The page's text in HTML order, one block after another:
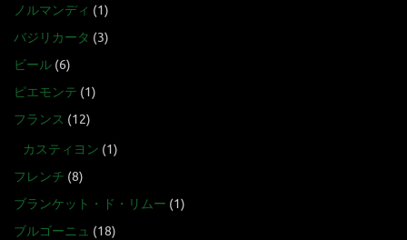
ノルマンディ (1)
バジリカータ (3)
ビール (6)
ピエモンテ (1)
フランス (12)
カスティヨン (1)
フレンチ (8)
ブランケット・ド・リムー (1)
ブルゴーニュ (18)